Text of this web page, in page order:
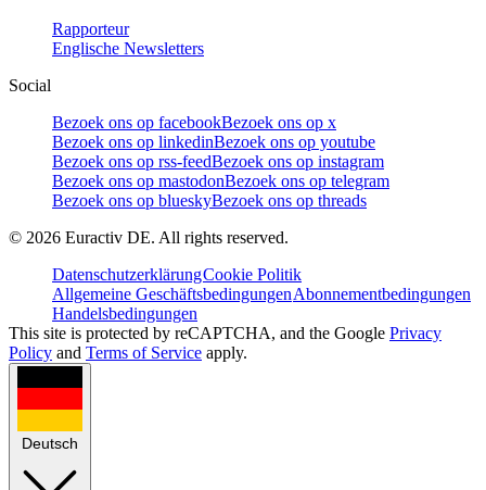
Rapporteur
Englische Newsletters
Social
Bezoek ons op facebookBezoek ons op x
Bezoek ons op linkedinBezoek ons op youtube
Bezoek ons op rss-feedBezoek ons op instagram
Bezoek ons op mastodonBezoek ons op telegram
Bezoek ons op blueskyBezoek ons op threads
© 2026 Euractiv DE. All rights reserved.
DatenschutzerklärungCookie Politik
Allgemeine GeschäftsbedingungenAbonnementbedingungen
Handelsbedingungen
This site is protected by reCAPTCHA, and the Google Privacy
Policy and Terms of Service apply.
Deutsch